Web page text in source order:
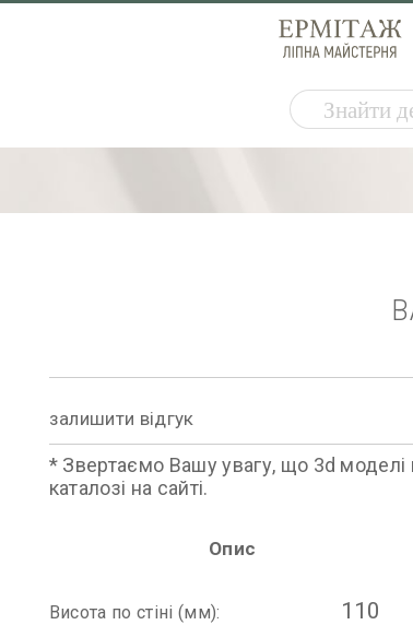
залишити відгук
* Звертаємо Вашу увагу, що 3d моделі
каталозі на сайті.
Опис
Висота по стіні (мм): 110